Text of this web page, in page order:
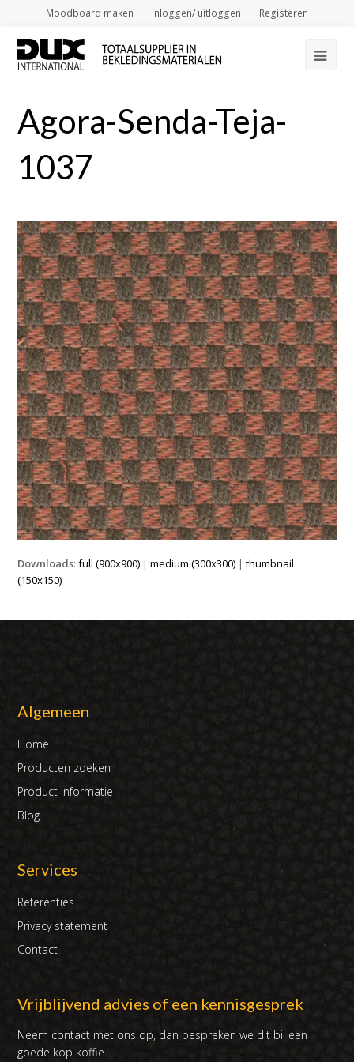
Moodboard maken Inloggen/ uitloggen Registeren
Agora-Senda-Teja-
1037
Downloads:full (900x900) |medium (300x300) |thumbnail
(150x150)
Algemeen
Home
Producten zoeken
Product informatie
Blog
Services
Referenties
Privacy statement
Contact
Vrijblijvend advies of een kennisgesprek
Neem contact met ons op, dan bespreken we dit bij een
goede kop koffie.